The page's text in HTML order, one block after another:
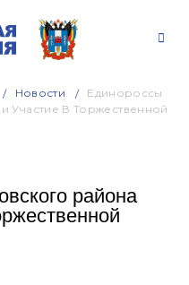
Новости
Единороссы
Участие В Торжественной
района